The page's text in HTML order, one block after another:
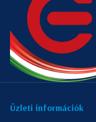
Üzleti információk